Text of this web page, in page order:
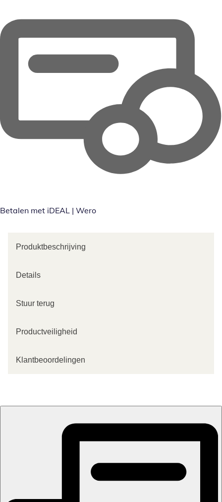
Betalen met iDEAL | Wero
Produktbeschrijving
Details
Stuur terug
Productveiligheid
Klantbeoordelingen